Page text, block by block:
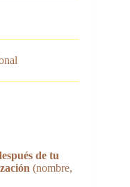
de tu
(nombre,